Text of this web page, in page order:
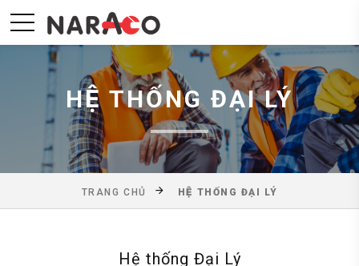
HỆ THỐNG ĐẠI LÝ
TRANG CHỦ HỆ THỐNG ĐẠI LÝ
Hệ thống Đại Lý